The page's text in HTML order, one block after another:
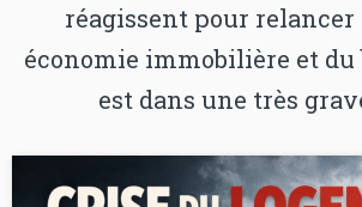
réagissent pour relancer
économie immobilière et
est dans une très